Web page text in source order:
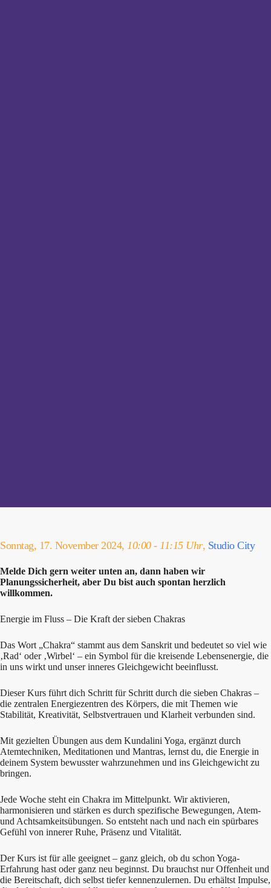
Sonntag, 17. November 2024, 10:00 - 11:15 Uhr, Studio City
Melde Dich gern weiter unten an, dann haben wir
Planungssicherheit, aber Du bist auch spontan herzlich
willkommen.
Energie im Fluss – Die Kraft der sieben Chakras
Das Wort „Chakra“ stammt aus dem Sanskrit und bedeutet so viel wie
‚Rad‘ oder ‚Wirbel‘ – ein Symbol für die kreisende Lebensenergie, die
in uns wirkt und unser inneres Gleichgewicht beeinflusst.
Dieser Kurs führt dich Schritt für Schritt durch die sieben Chakras –
die zentralen Energiezentren des Körpers, die mit Themen wie
Stabilität, Kreativität, Selbstvertrauen und Klarheit verbunden sind.
Mit gezielten Übungen aus dem Kundalini Yoga, ergänzt durch
Atemtechniken, Meditationen und Mantras, lernst du, die Energie in
deinem System bewusster wahrzunehmen und ins Gleichgewicht zu
bringen.
Jede Woche steht ein Chakra im Mittelpunkt. Wir aktivieren,
harmonisieren und stärken es durch spezifische Bewegungen, Atem-
und Achtsamkeitsübungen. So entsteht nach und nach ein spürbares
Gefühl von innerer Ruhe, Präsenz und Vitalität.
Der Kurs ist für alle geeignet – ganz gleich, ob du schon Yoga-
Erfahrung hast oder ganz neu beginnst. Du brauchst nur Offenheit und
die Bereitschaft, dich selbst tiefer kennenzulernen. Du erhältst Impulse,